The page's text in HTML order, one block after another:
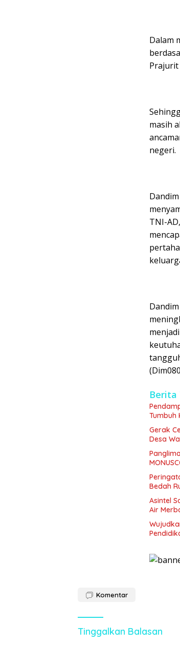
Dalam
Prajurit
masih
negeri.
TNI-
Berita
Tumbuh
Gerak
Desa
Bedah
Asintel
Air
Komentar
Tinggalkan Balasan